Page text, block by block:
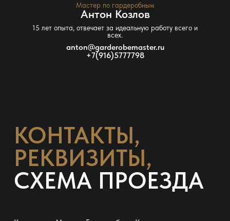
Мастер по гардеробным
Антон Козлов
15 лет опыта, отвечает за идеальную работу всего и
всех.
anton@garderobemaster.ru
+7(916)5777798
КОНТАКТЫ,
РЕКВИЗИТЫ,
СХЕМА ПРОЕЗДА